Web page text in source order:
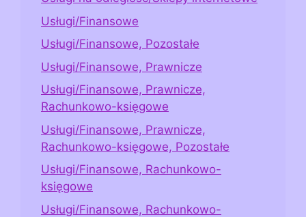
Usługi/Finansowe
Usługi/Finansowe, Pozostałe
Usługi/Finansowe, Prawnicze
Usługi/Finansowe, Prawnicze,
Rachunkowo-księgowe
Usługi/Finansowe, Prawnicze,
Rachunkowo-księgowe, Pozostałe
Usługi/Finansowe, Rachunkowo-
księgowe
Usługi/Finansowe, Rachunkowo-